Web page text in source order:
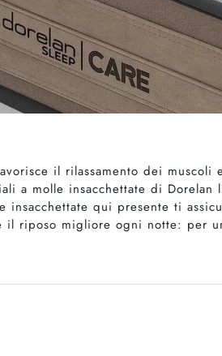
il rilassamento dei
a molle insacchettate di
insacchettate qui presente ti
il riposo migliore ogni notte: per